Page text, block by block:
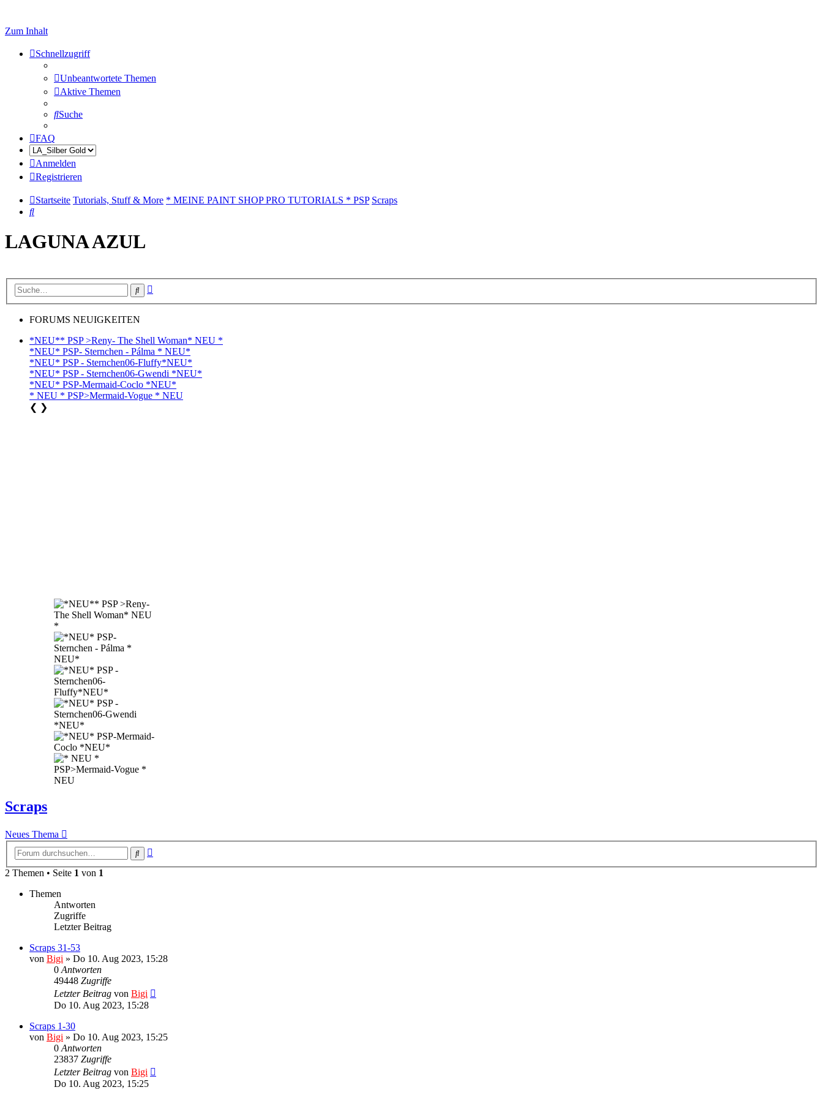
Zum Inhalt
Schnellzugriff
Unbeantwortete Themen
Aktive Themen
Suche
FAQ
Anmelden
Registrieren
Startseite Tutorials, Stuff & More * MEINE PAINT SHOP PRO TUTORIALS * PSP Scraps
Suche
LAGUNA AZUL
Suche
FORUMS NEUIGKEITEN
*NEU** PSP >Reny- The Shell Woman* NEU *
*NEU* PSP- Sternchen - Pálma * NEU*
*NEU* PSP - Sternchen06-Fluffy*NEU*
*NEU* PSP - Sternchen06-Gwendi *NEU*
*NEU* PSP-Mermaid-Coclo *NEU*
* NEU * PSP>Mermaid-Vogue * NEU
❮ ❯
Scraps
Neues Thema
Suche
2 Themen • Seite 1 von 1
Themen
Antworten
Zugriffe
Letzter Beitrag
Scraps 31-53
von Bigi » Do 10. Aug 2023, 15:28
0 Antworten
49448 Zugriffe
Letzter Beitrag von Bigi
Do 10. Aug 2023, 15:28
Scraps 1-30
von Bigi » Do 10. Aug 2023, 15:25
0 Antworten
23837 Zugriffe
Letzter Beitrag von Bigi
Do 10. Aug 2023, 15:25